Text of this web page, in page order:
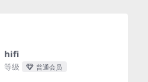
hifi
等级 普通会员